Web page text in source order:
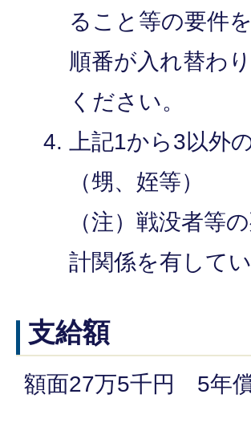
ること等の要件
順番が入れ替わ
ください。
上記1から3以外
（甥、姪等）
（注）戦没者等
計関係を有して
支給額
額面27万5千円 5年